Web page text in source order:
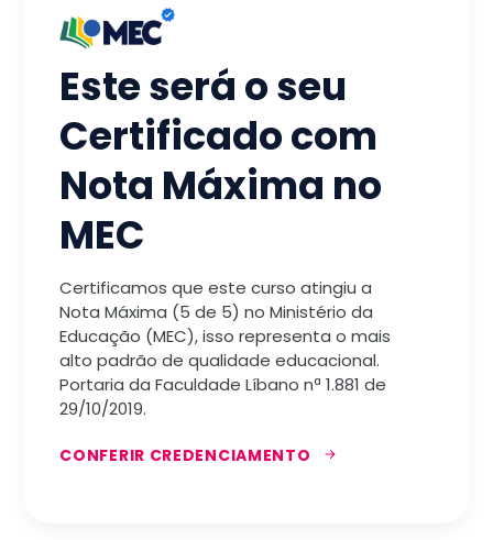
Este será o seu
Certificado com
Nota Máxima no
MEC
Certificamos que este curso atingiu a
Nota Máxima (5 de 5) no Ministério da
Educação (MEC), isso representa o mais
alto padrão de qualidade educacional.
Portaria da Faculdade Líbano nª 1.881 de
29/10/2019.
CONFERIR CREDENCIAMENTO